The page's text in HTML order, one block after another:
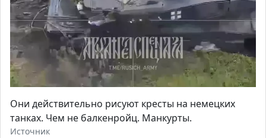
Они действительно рисуют кресты на немецких
танках. Чем не балкенройц. Манкурты.
Источник